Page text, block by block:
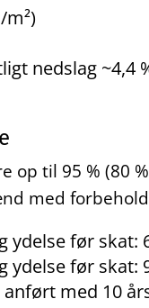
m²)
nedslag ~4,4
op til 95 % (80
med
ydelse før skat:
ydelse før skat:
med 10